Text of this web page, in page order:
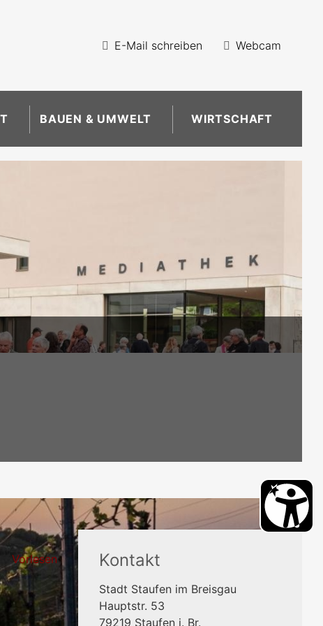
E-Mail schreiben Webcam
BAUEN & UMWELT WIRTSCHAFT
Vorlesen Kontakt
Stadt Staufen im Breisgau
Hauptstr. 53
79219 Staufen i. Br.